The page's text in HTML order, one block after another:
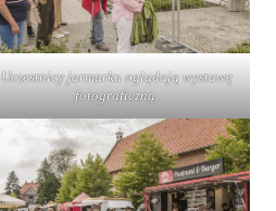
Uczestnicy jarmarku oglądają wystawę
fotograficzną.